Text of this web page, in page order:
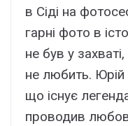
в Сіді на
гарні фото в
не був у
не любить. Юрій
що існує
проводив